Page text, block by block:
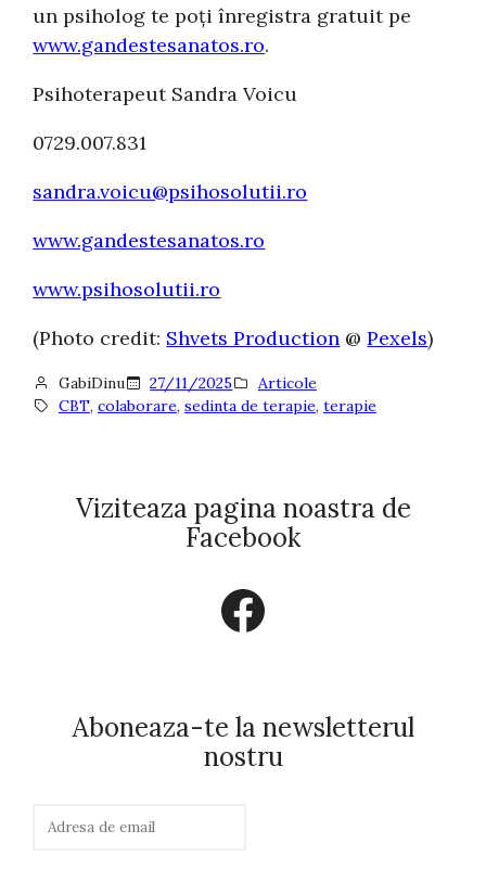
un psiholog te poți înregistra gratuit pe
www.gandestesanatos.ro.
Psihoterapeut Sandra Voicu
0729.007.831
sandra.voicu@psihosolutii.ro
www.gandestesanatos.ro
www.psihosolutii.ro
(Photo credit: Shvets Production @Pexels)
GabiDinu 27/11/2025
Articole
CBT, colaborare, sedinta de terapie, terapie
Viziteaza pagina noastra de
Facebook
Facebook
Aboneaza-te la newsletterul
nostru